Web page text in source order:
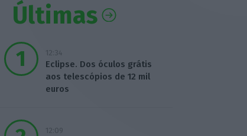
Últimas
12:34
Eclipse. Dos óculos grátis
aos telescópios de 12 mil
euros
12:09